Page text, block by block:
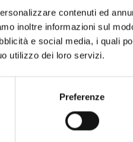
contenuti ed
inoltre informazioni sul
e social media, i quali
utilizzo dei loro servizi.
Preferenze
Seguros frente
y población de Muisne
y saneamiento
.
lavado de manos
de la costa como
(provincia de
Las Manos!